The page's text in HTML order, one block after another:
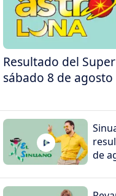
Resultado del
sábado 8 de agosto
de